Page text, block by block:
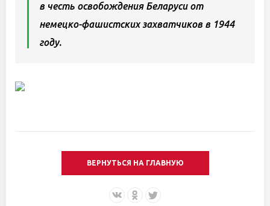
в честь освобождения Беларуси от
немецко-фашистских захватчиков в 1944
году.
ВЕРНУТЬСЯ НА ГЛАВНУЮ